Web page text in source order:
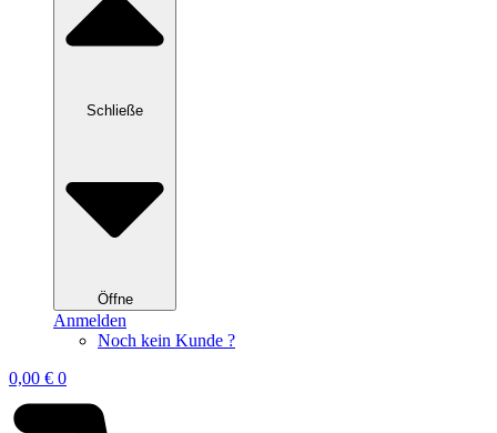
Schließe
Öffne
Anmelden
Noch kein Kunde ?
0,00 € 0